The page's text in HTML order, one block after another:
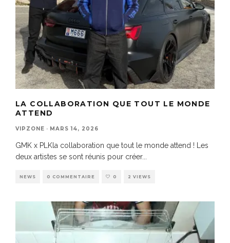
LA COLLABORATION QUE TOUT LE MONDE
ATTEND
VIPZONE · MARS 14, 2026
GMK x PLKla collaboration que tout le monde attend ! Les
deux artistes se sont réunis pour créer...
NEWS 0 COMMENTAIRE 0 2 VIEWS